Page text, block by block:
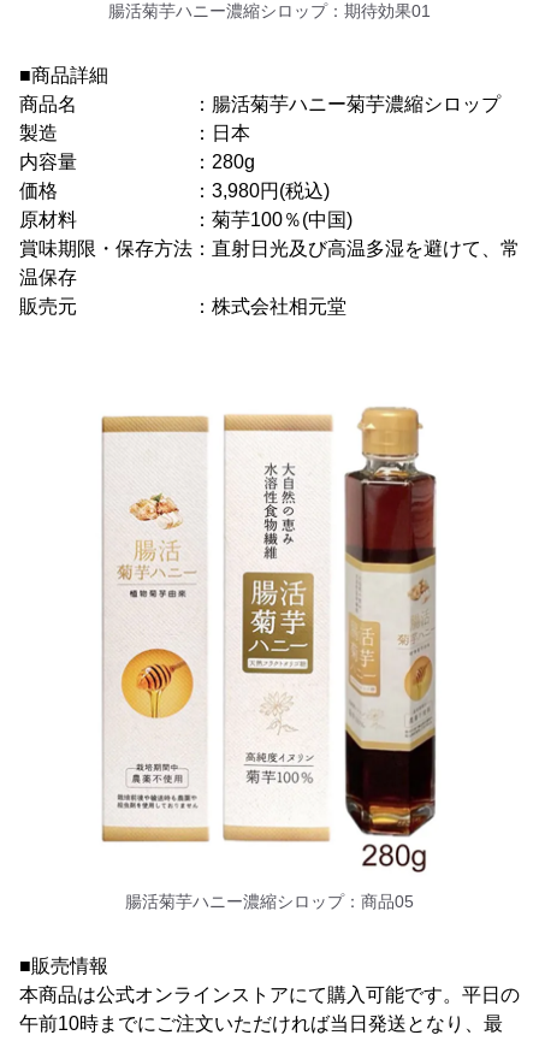
腸活菊芋ハニー濃縮シロップ：期待効果01
■商品詳細
商品名 ：腸活菊芋ハニー菊芋濃縮シロップ
製造 ：日本
内容量 ：280g
価格 ：3,980円(税込)
原材料 ：菊芋100％(中国)
賞味期限・保存方法：直射日光及び高温多湿を避けて、常
温保存
販売元 ：株式会社相元堂
腸活菊芋ハニー濃縮シロップ：商品05
■販売情報
本商品は公式オンラインストアにて購入可能です。平日の
午前10時までにご注文いただければ当日発送となり、最